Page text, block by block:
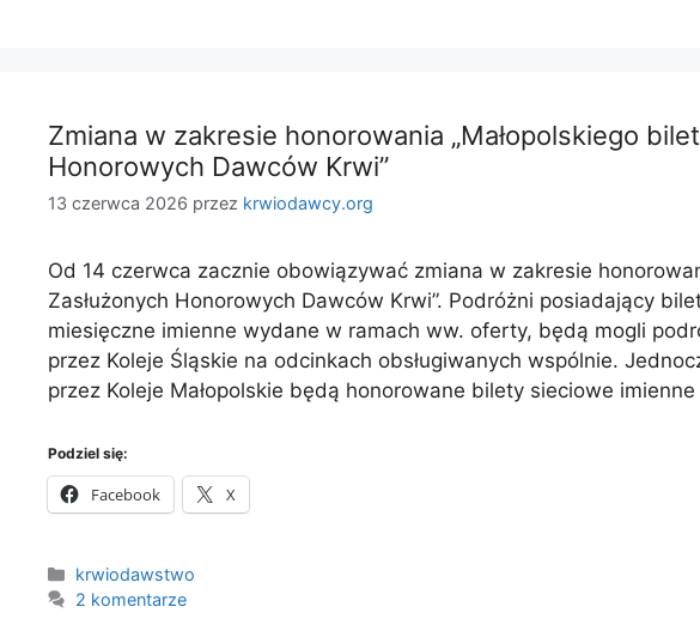
Zmiana w zakresie honorowania „Małopolskiego
Honorowych Dawców Krwi”
13 czerwca 2026 przez krwiodawcy.org
Od 14 czerwca zacznie obowiązywać zmiana w zakresie
Zasłużonych Honorowych Dawców Krwi”. Podróżni posiadający
miesięczne imienne wydane w ramach ww. oferty, będą mogli
przez Koleje Śląskie na odcinkach obsługiwanych wspólnie.
przez Koleje Małopolskie będą honorowane bilety sieciowe
Podziel się:
Facebook X
Kategorie
krwiodawstwo
2 komentarze